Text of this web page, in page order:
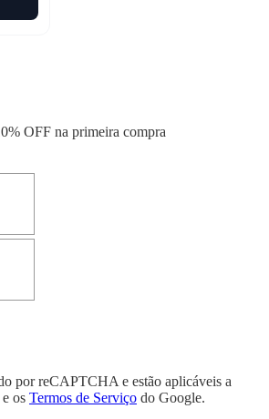
OFF na primeira compra
por reCAPTCHA e estão aplicáveis a
e os Termos de Serviço do Google.